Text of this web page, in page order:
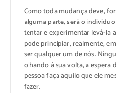
Como toda mudança deve,
alguma parte, será o
tentar e experimentar levá-la
pode principiar, realmente,
ser qualquer um de nós.
olhando à sua volta, à espera
pessoa faça aquilo que ele
fazer.